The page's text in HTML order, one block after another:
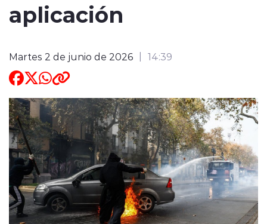
TENDENCIAS
INTERNACIONAL
modo claro
aplicación
Martes 2 de junio de 2026 14:39